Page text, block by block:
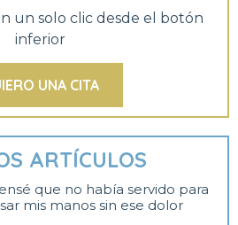
un solo clic desde el botón
inferior
UNA CITA
ARTÍCULOS
que no había servido para
mis manos sin ese dolor